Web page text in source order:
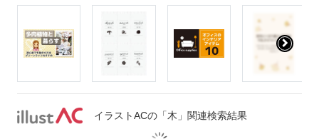
イラストACの「木」関連検索結果